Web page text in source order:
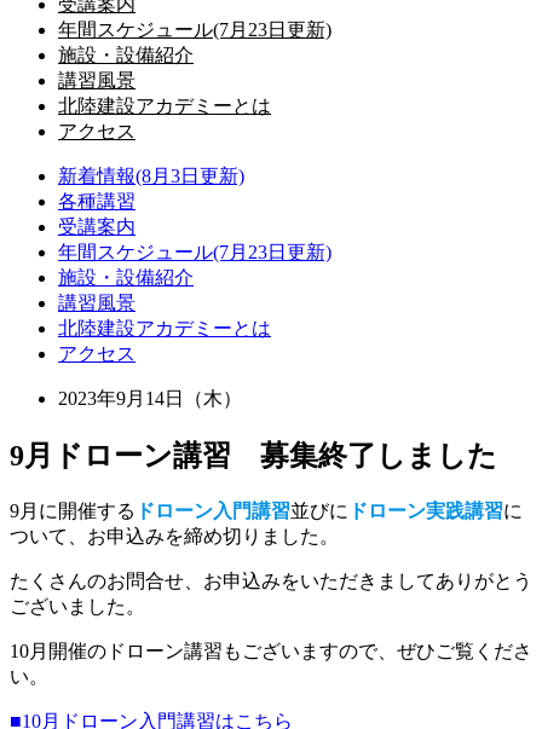
受講案内
年間スケジュール(7月23日更新)
施設・設備紹介
講習風景
北陸建設アカデミーとは
アクセス
新着情報(8月3日更新)
各種講習
受講案内
年間スケジュール(7月23日更新)
施設・設備紹介
講習風景
北陸建設アカデミーとは
アクセス
2023年9月14日（木）
9月ドローン講習 募集終了しました
9月に開催する ドローン入門講習並びに ドローン実践講習に
ついて、お申込みを締め切りました。
たくさんのお問合せ、お申込みをいただきましてありがとう
ございました。
10月開催のドローン講習もございますので、ぜひご覧くださ
い。
■10月ドローン入門講習はこちら